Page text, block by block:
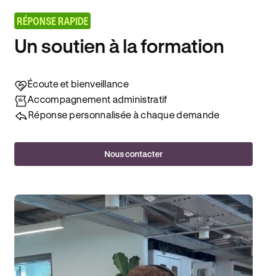
RÉPONSE RAPIDE
Un soutien à la formation
Écoute et bienveillance
Accompagnement administratif
Réponse personnalisée à chaque demande
Nous contacter